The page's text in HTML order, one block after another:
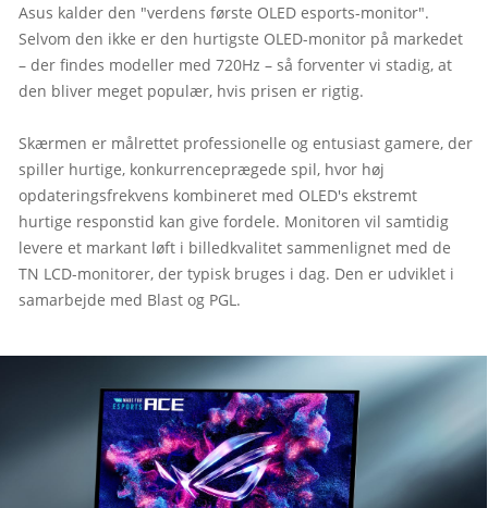
Asus kalder den "verdens første OLED esports-monitor".
Selvom den ikke er den hurtigste OLED-monitor på markedet
– der findes modeller med 720Hz – så forventer vi stadig, at
den bliver meget populær, hvis prisen er rigtig.
Skærmen er målrettet professionelle og entusiast gamere, der
spiller hurtige, konkurrenceprægede spil, hvor høj
opdateringsfrekvens kombineret med OLED's ekstremt
hurtige responstid kan give fordele. Monitoren vil samtidig
levere et markant løft i billedkvalitet sammenlignet med de
TN LCD-monitorer, der typisk bruges i dag. Den er udviklet i
samarbejde med Blast og PGL.